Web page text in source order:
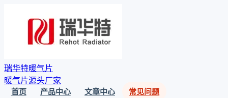
瑞华特暖气片
暖气片源头厂家
首页 产品中心 文章中心
常见问题